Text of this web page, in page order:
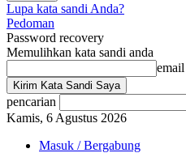
Lupa kata sandi Anda?
Pedoman
Password recovery
Memulihkan kata sandi anda
pencarian
Kamis, 6 Agustus 2026
Masuk / Bergabung